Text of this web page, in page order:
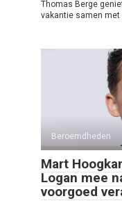
Thomas Berge
vakantie samen
Beroemdheden
Mart
Logan mee
voorgoed